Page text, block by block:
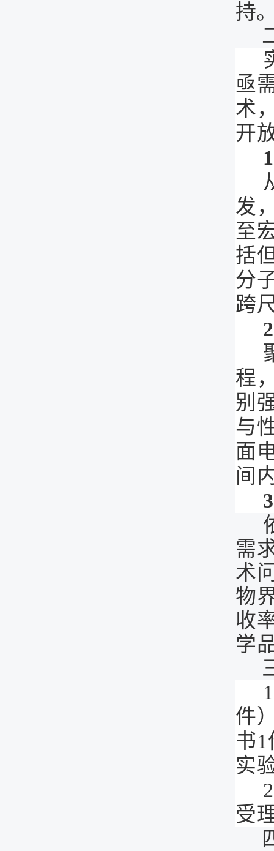
持
亟
术
开
发
至
括
分
跨
程
别
与
面
间
需
术
物
收
学
件
书
实
受